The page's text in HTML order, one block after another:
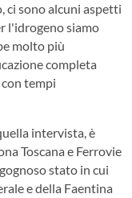
ci sono alcuni aspetti
l'idrogeno siamo
molto più
completa
tempi
intervista, è
Toscana e Ferrovie
stato in cui
e della Faentina